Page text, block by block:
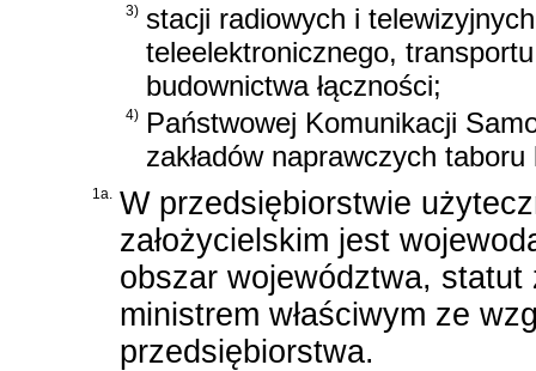
3) stacji radiowych i
teleelektronicznego,
budownictwa łączności;
4) Państwowej Komunikacji
zakładów naprawczych
1a.
W przedsiębiorstwie
założycielskim jest
obszar województwa,
ministrem właściwym ze
przedsiębiorstwa.